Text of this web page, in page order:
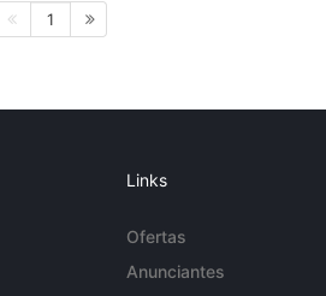
1
Links
Ofertas
Anunciantes